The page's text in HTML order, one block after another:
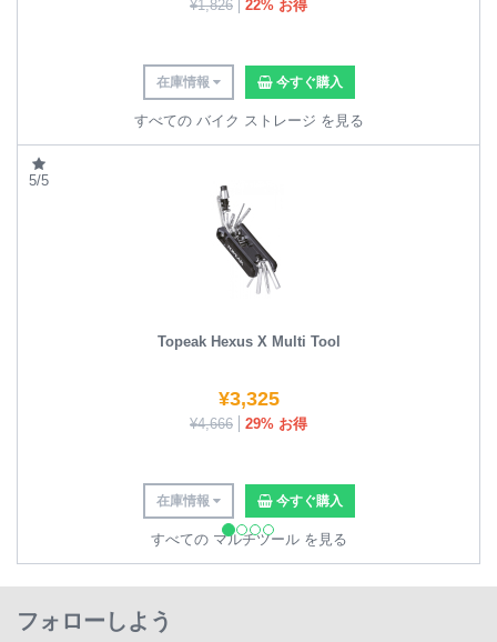
¥1,826 22% お得
在庫情報 今すぐ購入
すべての バイク ストレージ を見る
5/5
Topeak Hexus X Multi Tool
¥3,325
¥4,666 29% お得
在庫情報 今すぐ購入
すべての マルチツール を見る
フォローしよう